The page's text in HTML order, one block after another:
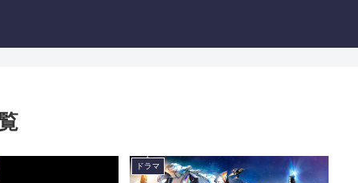
ドラマ